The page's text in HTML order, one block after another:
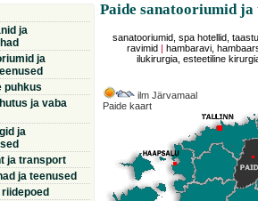
ja
ja
puhkus
ja vaba
ja
ja transport
ja teenused
riidepoed
Paide sanatooriumid ja
sanatooriumid, spa hotellid,
ravimid
hambaravi,
ilukirurgia, esteetiline
ilm Järvamaal
Paide kaart